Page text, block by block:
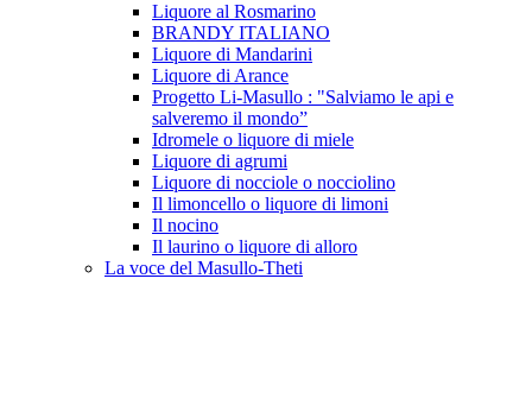
Liquore al Rosmarino
BRANDY ITALIANO
Liquore di Mandarini
Liquore di Arance
Progetto Li-Masullo : "Salviamo le api e
salveremo il mondo”
Idromele o liquore di miele
Liquore di agrumi
Liquore di nocciole o nocciolino
Il limoncello o liquore di limoni
Il nocino
Il laurino o liquore di alloro
La voce del Masullo-Theti